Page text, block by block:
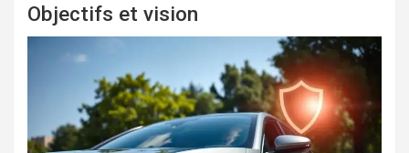
Objectifs et vision